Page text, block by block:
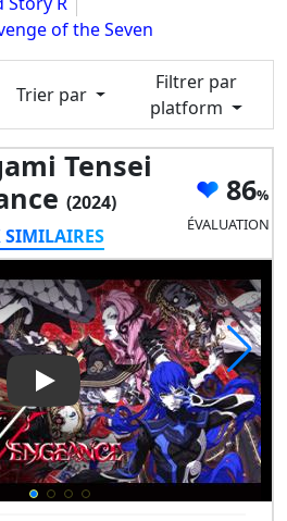
of the Seven
Trier par
Filtrer par
platform
Tensei
(2024)
SIMILAIRES
86
ÉVALUATION
Play Video: Shin Megami